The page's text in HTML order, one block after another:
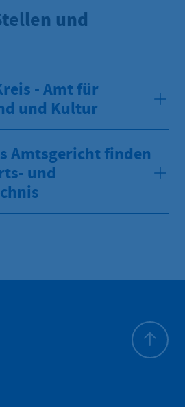
und
- Amt für
und Kultur
Amtsgericht finden
und